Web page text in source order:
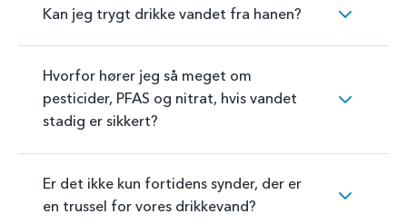
Kan jeg trygt drikke vandet fra hanen?
Hvorfor hører jeg så meget om
pesticider, PFAS og nitrat, hvis vandet
stadig er sikkert?
Er det ikke kun fortidens synder, der er
en trussel for vores drikkevand?